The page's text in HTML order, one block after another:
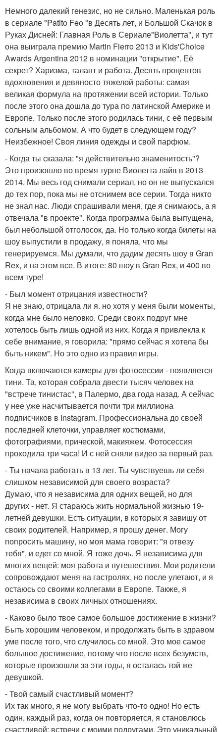
Немного далекий генезис, но не сильно. Маленькая роль
в сериале "Patito Feo "в Десять лет, и Большой Скачок в
Руках Дисней: Главная Роль в Сериале"Виолетта", и тут
она выиграла премию Martin Fierro 2013 и Kids'Choice
Awards Argentina 2012 в номинации "открытие". Её
секрет? Харизма, талант и работа. Десять процентов
вдохновения и девяносто тяжелой работы: самая
великая формула на протяжении всей истории. Только
после этого она дошла до тура по латинской Америке и
Европе. Только после этого родилась тини, с её первым
сольным альбомом. А что будет в следующем году?
Неизбежное! Своя линия одежды и свой парфюм.
- Когда ты сказала: "я действительно знаменитость"?
Это произошло во время турне Виолетта лайв в 2013-
2014. Мы весь год снимали сериал, но он не выпускался
до тех пор, пока мы не отснимем все серии. Тогда никто
не знал нас. Люди спрашивали меня, где я снимаюсь, а я
отвечала "в проекте". Когда программа была выпущена,
был небольшой отголосок, да. Но только когда билеты на
шоу выпустили в продажу, я поняла, что мы
генерируемся. Мы думали, что дадим десять шоу в Gran
Rex, и на этом все. В итоге: 80 шоу в Gran Rex, и 400 во
всем туре!
- Был момент отрицания известности?
Я не знаю, отрицала ли я. но хотя у меня были моменты,
когда мне было неловко. Среди своих подруг мне
хотелось быть лишь одной из них. Когда я привлекла к
себе внимание, я говорила: "прямо сейчас я хотела бы
быть никем". Но это одно из правил игры.
Когда включаются камеры для фотосессии - появляется
тини. Та, которая собрала двести тысяч человек на
"встрече тинистас", в Палермо, два года назад. А сейчас
у нее уже насчитывается почти три миллиона
подписчиков в Instagram. Профессиональна до своей
последней клеточки, управляет костюмами,
фотографиями, прической, макияжем. Фотосессия
проходила три часа! И с ней сняли видео за первый раз.
- Ты начала работать в 13 лет. Ты чувствуешь ли себя
слишком независимой для своего возраста?
Думаю, что я независима для одних вещей, но для
других - нет. Я стараюсь жить нормальной жизнью 19-
летней девушки. Есть ситуации, в которых я завишу от
своих родителей. Например, я прошу денег. Могу
попросить машину, но моя мама говорит: "я отвезу
тебя", и едет со мной. Я тоже дочь. Я независима для
многих вещей: моя работа и путешествия. Мои родители
сопровождают меня на гастролях, но после улетают, и я
остаюсь со своими коллегами в Европе. Также, я
независима в своих личных отношениях.
- Каково было твое самое большое достижение в жизни?
Быть хорошим человеком, и продолжать быть в здравом
уме после того, что случилось со мной. Это мое самое
большое достижение, потому что после всех безумств,
которые произошли за эти годы, я осталась той же
девушкой.
- Твой самый счастливый момент?
Их так много, я не могу выбрать что-то одно! Но есть
один, каждый раз, когда он повторяется, я становлюсь
счастливой: встречи с моими подругами. Это уникальный